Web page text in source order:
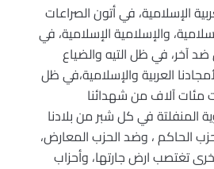
الإسلامية، في أتون الصراعات
والإسلامية الإسلامية، في
آخر، في ظل التيه والضياع
العربية والإسلامية،في ظل
آلاف من شهدائنا
المنفلتة في كل شبر من بلادنا
الحاكم ، وضد الحزب المعارض،
تغتصب ارض جارتها، وأحزاب